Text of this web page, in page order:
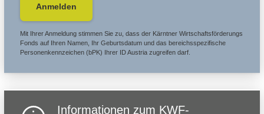
Anmelden
Mit Ihrer Anmeldung stimmen Sie zu, dass der Kärntner Wirtschaftsförderungs
Fonds auf Ihren Namen, Ihr Geburtsdatum und das bereichsspezifische
Personenkennzeichen (bPK) Ihrer ID Austria zugreifen darf.
Informationen zum KWF-